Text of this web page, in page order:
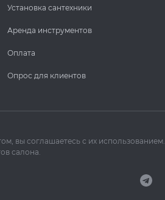
Установка сантехники
Аренда инструментов
Оплата
Опрос для клиентов
вы соглашаетесь с их использованием.
салона.